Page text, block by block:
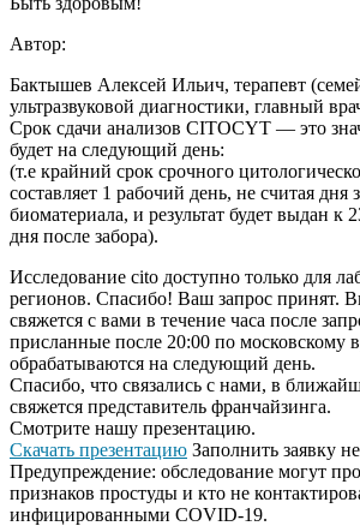
Автор:
Бактышев Алексей Ильич, терапевт
ультразвуковой диагностики, главный
Срок сдачи анализов CITOCYT — это
будет на следующий день:
(т.е крайний срок срочного
составляет 1 рабочий день, не считая дня
биоматериала, и результат будет выдан к
дня после забора).
Исследование cito доступно только для
регионов. Спасибо! Ваш запрос принят.
свяжется с вами в течение часа после
присланные после 20:00 по московскому
обрабатываются на следующий день.
Спасибо, что связались с нами, в
свяжется представитель франчайзинга.
Смотрите нашу презентацию.
Скачать презентацию Заполнить заявку
Предупреждение: обследование могут
признаков простуды и кто не
инфицированными COVID-19.